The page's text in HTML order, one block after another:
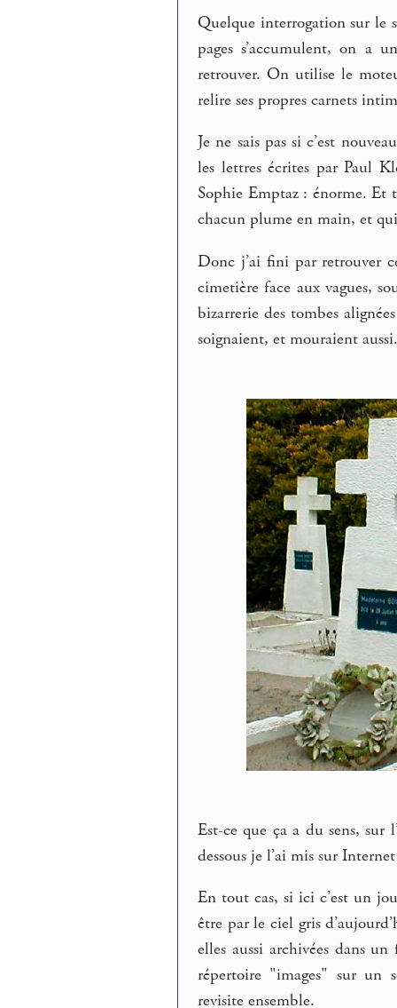
Quelque interrogation sur le
pages s’accumulent, on a
retrouver. On utilise le
relire ses propres carnets
Je ne sais pas si c’est
les lettres écrites par Paul
Sophie Emptaz : énorme. Et
chacun plume en main, et
Donc j’ai fini par retrouver
cimetière face aux vagues,
bizarrerie des tombes
soignaient, et mouraient
Est-ce que ça a du sens,
dessous je l’ai mis sur
En tout cas, si ici c’est un
être par le ciel gris
elles aussi archivées dans
répertoire "images" sur un
revisite ensemble.